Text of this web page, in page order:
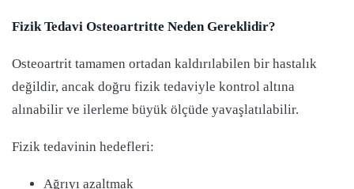
Fizik Tedavi Osteoartritte Neden Gereklidir?
Osteoartrit tamamen ortadan kaldırılabilen bir hastalık
değildir, ancak doğru fizik tedaviyle kontrol altına
alınabilir ve ilerleme büyük ölçüde yavaşlatılabilir.
Fizik tedavinin hedefleri:
Ağrıyı azaltmak